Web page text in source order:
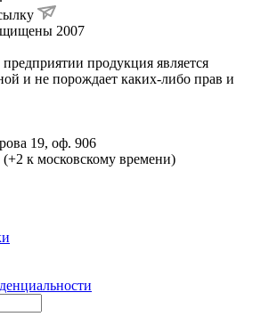
2007
продукция является
и не порождает каких-либо прав и
19, оф. 906
к московскому времени)